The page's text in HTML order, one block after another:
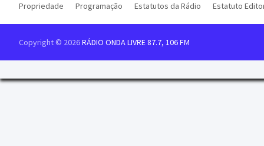
Propriedade Programação Estatutos da Rádio Estatuto
Copyright © 2026RÁDIO ONDA LIVRE 87.7, 106 FM